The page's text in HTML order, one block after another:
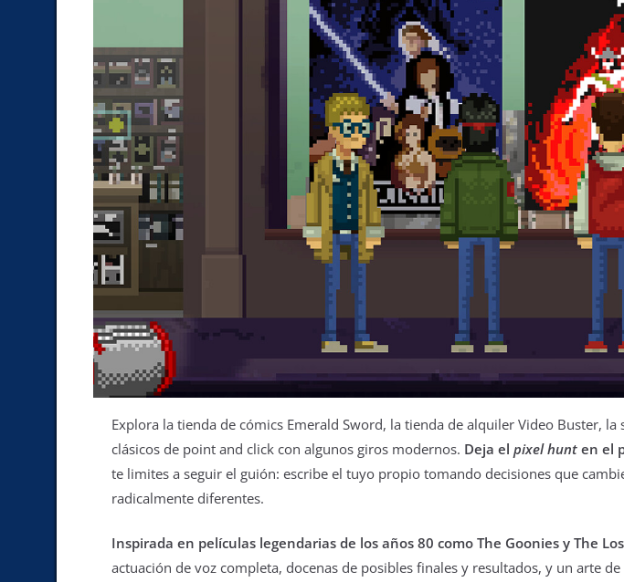
Explora la tienda de cómics Emerald Sword, la tienda de alquiler Video Buster,
clásicos de point and click con algunos giros modernos. Deja el pixel hunt en el
te limites a seguir el guión: escribe el tuyo propio tomando decisiones que
radicalmente diferentes.
Inspirada en películas legendarias de los años 80 como The Goonies y The
actuación de voz completa, docenas de posibles finales y resultados, y un arte